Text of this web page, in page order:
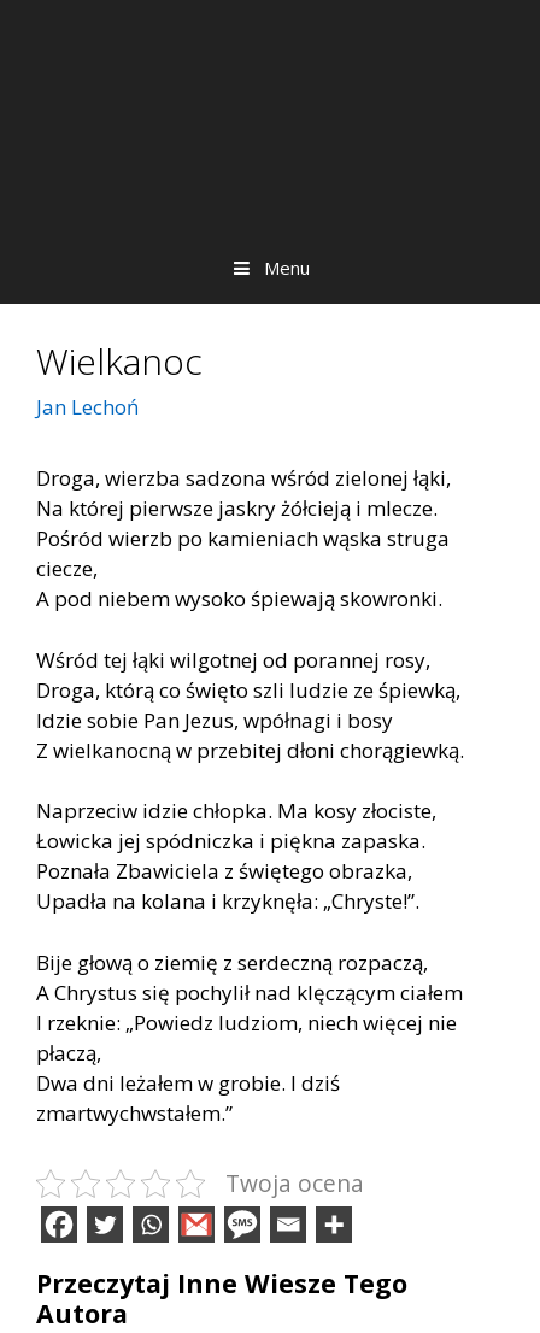
Menu
Wielkanoc
Jan Lechoń
Droga, wierzba sadzona wśród zielonej łąki,
Na której pierwsze jaskry żółcieją i mlecze.
Pośród wierzb po kamieniach wąska struga
ciecze,
A pod niebem wysoko śpiewają skowronki.
Wśród tej łąki wilgotnej od porannej rosy,
Droga, którą co święto szli ludzie ze śpiewką,
Idzie sobie Pan Jezus, wpółnagi i bosy
Z wielkanocną w przebitej dłoni chorągiewką.
Naprzeciw idzie chłopka. Ma kosy złociste,
Łowicka jej spódniczka i piękna zapaska.
Poznała Zbawiciela z świętego obrazka,
Upadła na kolana i krzyknęła: „Chryste!”.
Bije głową o ziemię z serdeczną rozpaczą,
A Chrystus się pochylił nad klęczącym ciałem
I rzeknie: „Powiedz ludziom, niech więcej nie
płaczą,
Dwa dni leżałem w grobie. I dziś
zmartwychwstałem.”
Twoja ocena
Przeczytaj Inne Wiesze Tego
Autora